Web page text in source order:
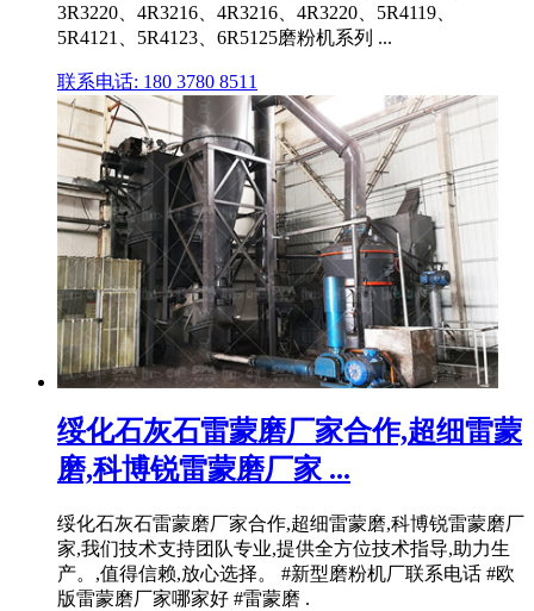
3R3220、4R3216、4R3216、4R3220、5R4119、
5R4121、5R4123、6R5125磨粉机系列 ...
联系电话: 180 3780 8511
绥化石灰石雷蒙磨厂家合作,超细雷蒙
磨,科博锐雷蒙磨厂家 ...
绥化石灰石雷蒙磨厂家合作,超细雷蒙磨,科博锐雷蒙磨厂
家,我们技术支持团队专业,提供全方位技术指导,助力生
产。,值得信赖,放心选择。 #新型磨粉机厂联系电话 #欧
版雷蒙磨厂家哪家好 #雷蒙磨 .